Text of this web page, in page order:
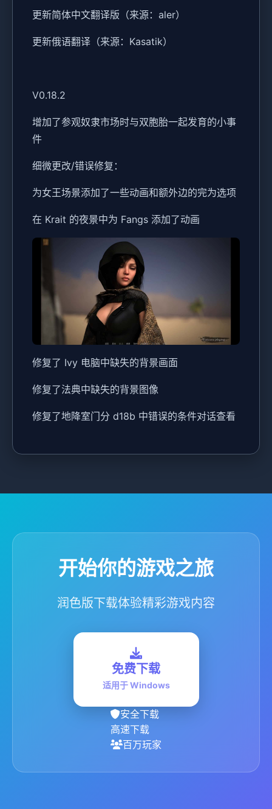
更新简体中文翻译版（来源：aler）
更新俄语翻译（来源：Kasatik）
V0.18.2
增加了参观奴隶市场时与双胞胎一起发育的小事
件
细微更改/错误修复：
为女王场景添加了一些动画和额外边的完为选项
在 Krait 的夜景中为 Fangs 添加了动画
修复了 Ivy 电脑中缺失的背景画面
修复了法典中缺失的背景图像
修复了地降室门分 d18b 中错误的条件对话查看
开始你的游戏之旅
润色版下载体验精彩游戏内容
免费下载
适用于 Windows
安全下载
高速下载
百万玩家